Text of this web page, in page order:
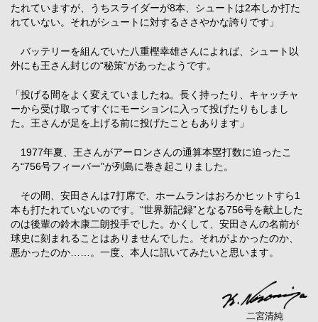
たれていますが、うちスライダーが8本、シュートは2本しか打た
れていない。それがシュートに対するささやかな誇りです」
バッテリーを組んでいた八重樫幸雄さんによれば、シュート以
外にも王さん封じの“秘策”があったようです。
「投げる間をよく変えていましたね。長く持ったり、キャッチャ
ーから受け取ってすぐにモーションに入って投げたりもしまし
た。王さんが足を上げる前に投げたこともあります」
1977年夏、王さんがアーロンさんの通算本塁打数に迫ったこ
ろ“756号フィーバー”が列島に巻き起こりました。
その間、安田さんは7打席で、ホームランはおろかヒットすら1
本も打たれていないのです。“世界新記録”となる756号を献上した
のは後輩の鈴木康二朗投手でした。かくして、安田さんの名前が
球史に刻まれることはありませんでした。それがよかったのか、
悪かったのか……。一度、本人に訊いてみたいと思います。
二宮清純